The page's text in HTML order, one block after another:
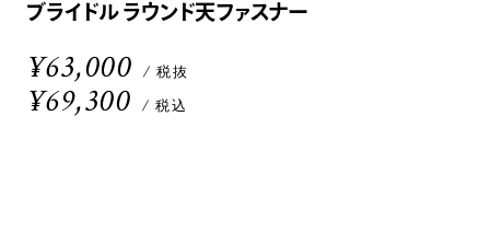
ブライドル ラウンド天ファスナー
¥63,000 / 税抜
¥69,300 / 税込